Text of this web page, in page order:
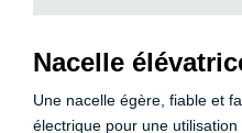
Nacelle
Une nacelle égère, fiable et
électrique pour une utilisation